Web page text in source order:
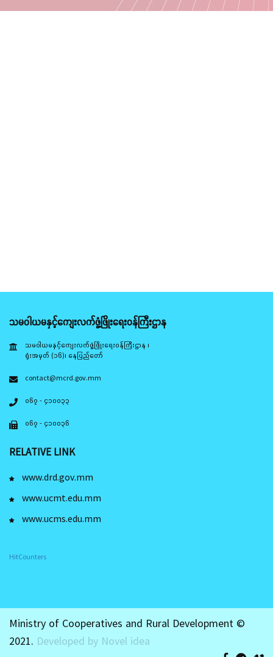
သမဝါယမနှင့်ကျေးလက်ဖွံ့ဖြိုးရေးဝန်ကြီးဌာန
သမဝါယမနှင့်ကျေးလက်ဖွံ့ဖြိုးရေးဝန်ကြီးဌာန ၊
ရုံးအမှတ် (၁၆)၊ နေပြည်တော်
contact@mcrd.gov.mm
၀၆၇ - ၄၁၀၀၃၃
၀၆၇ - ၄၁၀၀၃၆
RELATIVE LINK
www.drd.gov.mm
www.ucmt.edu.mm
www.ucms.edu.mm
HitCounters
Ministry of Cooperatives and Rural Development ©
2021. Developed by Novel idea